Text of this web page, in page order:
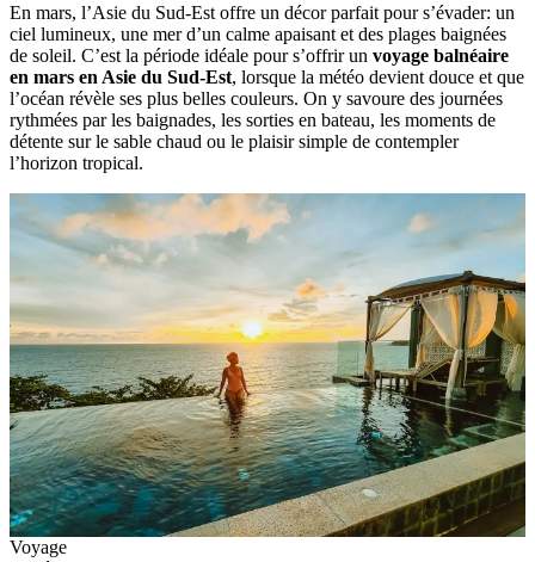
En mars, l’Asie du Sud-Est offre un décor parfait pour s’évader:‎ un
ciel lumineux,‎ une mer d’un calme apaisant et des plages baignées
de soleil.‎ C’est la période idéale pour s’offrir un voyage balnéaire
en mars en Asie du Sud-Est,‎‎ lorsque la météo devient douce et que
l’océan révèle ses plus belles couleurs. On y savoure des journées
rythmées par les baignades, les sorties en bateau, les moments de
détente sur le sable chaud ou le plaisir simple de contempler
l’horizon tropical.
Voyage